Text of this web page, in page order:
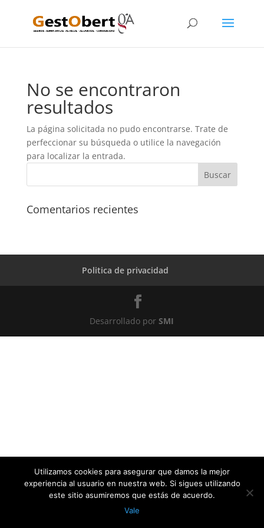
No se encontraron
resultados
La página solicitada no pudo encontrarse. Trate de
perfeccionar su búsqueda o utilice la navegación
para localizar la entrada.
Comentarios recientes
Politica de privacidad
Desarrollado porSMI
Utilizamos cookies para asegurar que damos la mejor
experiencia al usuario en nuestra web. Si sigues utilizando
este sitio asumiremos que estás de acuerdo.
Vale